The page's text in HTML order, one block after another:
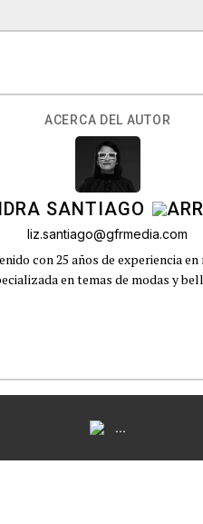
ACERCA DEL AUTOR
SANTIAGO
liz.santiago@gfrmedia.com
con 25 años de experiencia
en temas de modas y
...